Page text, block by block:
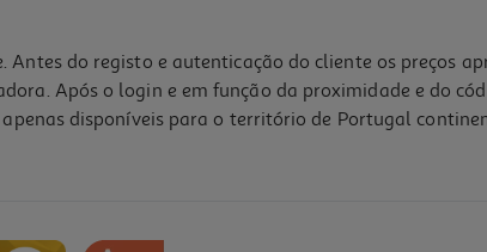
do registo e autenticação do cliente os preços
Após o login e em função da proximidade e do
disponíveis para o território de Portugal